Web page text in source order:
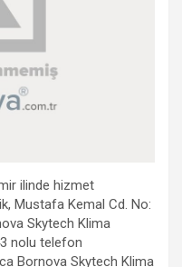
ilinde hizmet
Mustafa Kemal Cd. No:
Skytech Klima
nolu telefon
Bornova Skytech Klima